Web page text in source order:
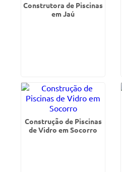
Construtora de Piscinas
em Jaú
Construção de Piscinas
de Vidro em Socorro